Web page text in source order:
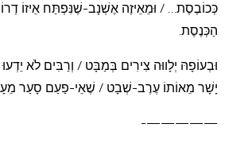
כְּכוֹבֶסֶת… / וּמֵאֵיזֶה אֶשְׁנָב-שֶׁנִּפְתַּח אֵיזוֹ
הַכְּנֶסֶת.
וּבְעוֹפָהּ יְלָווּה צִירִים בְּמַבָּט / וְרַבִּים לֹא
יָשָׁר מֵאוֹתוֹ עֶרֶב-שְׁבָט / שֶׁאֵי-פַעַם סָעַר
—————-